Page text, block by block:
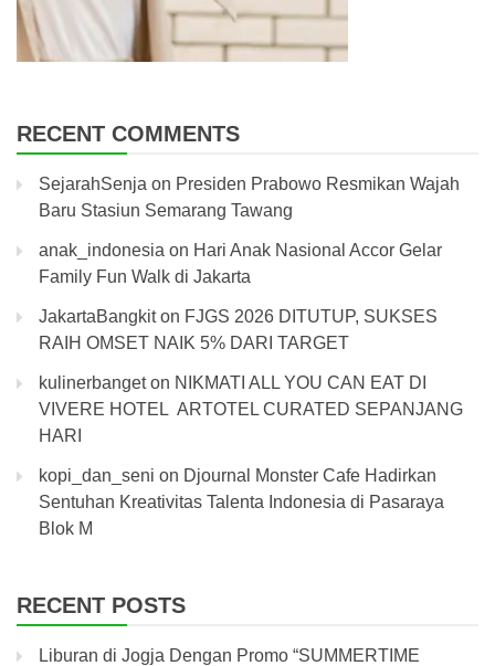
RECENT COMMENTS
SejarahSenja on Presiden Prabowo Resmikan Wajah
Baru Stasiun Semarang Tawang
anak_indonesia on Hari Anak Nasional Accor Gelar
Family Fun Walk di Jakarta
JakartaBangkiton FJGS 2026 DITUTUP, SUKSES
RAIH OMSET NAIK 5% DARI TARGET
kulinerbangeton NIKMATI ALL YOU CAN EAT DI
VIVERE HOTEL ARTOTEL CURATED SEPANJANG
HARI
kopi_dan_seni on Djournal Monster Cafe Hadirkan
Sentuhan Kreativitas Talenta Indonesia di Pasaraya
Blok M
RECENT POSTS
Liburan di Jogja Dengan Promo “SUMMERTIME